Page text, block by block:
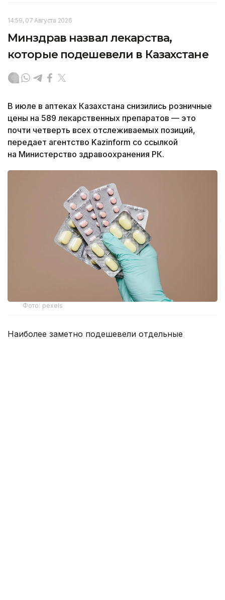
14:59, 07 Августа 2026
Минздрав назвал лекарства,
которые подешевели в Казахстане
В июле в аптеках Казахстана снизились розничные
цены на 589 лекарственных препаратов — это
почти четверть всех отслеживаемых позиций,
передает агентство Kazinform со ссылкой
на Министерство здравоохранения РК.
Фото: pexels
Наиболее заметно подешевели отдельные